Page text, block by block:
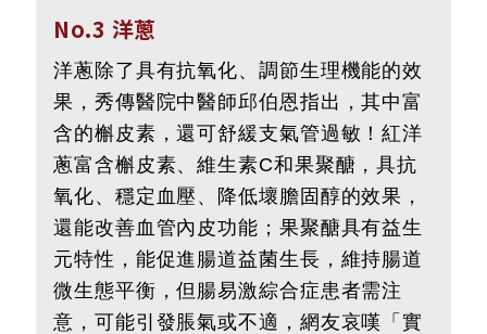
No.3 洋蔥
洋蔥除了具有抗氧化、調節生理機能的效
果，秀傳醫院中醫師邱伯恩指出，其中富
含的槲皮素，還可舒緩支氣管過敏！紅洋
蔥富含槲皮素、維生素C和果聚醣，具抗
氧化、穩定血壓、降低壞膽固醇的效果，
還能改善血管內皮功能；果聚醣具有益生
元特性，能促進腸道益菌生長，維持腸道
微生態平衡，但腸易激綜合症患者需注
意，可能引發脹氣或不適，網友哀嘆「實